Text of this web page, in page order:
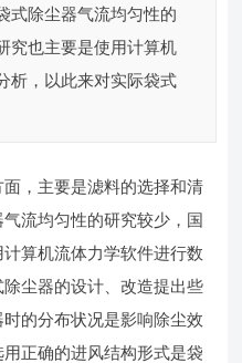
式除尘器气流均匀性的
究也主要是使用计算机
析，以此来对实际袋式
，主要是滤料的选择和清
流均匀性的研究较少，国
算机流体力学软件进行数
尘器的设计、改造提出些
的分布状况是影响除尘效
正确的进风结构形式是袋